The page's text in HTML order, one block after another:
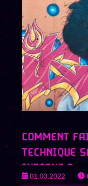
COMMENT
TECHNIQUE
INTERNE ?
01.03.2022